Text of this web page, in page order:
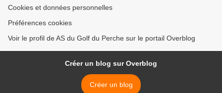
Cookies et données personnelles
Préférences cookies
Voir le profil de AS du Golf du Perche sur le portail Overblog
Créer un blog sur Overblog
Créer un blog